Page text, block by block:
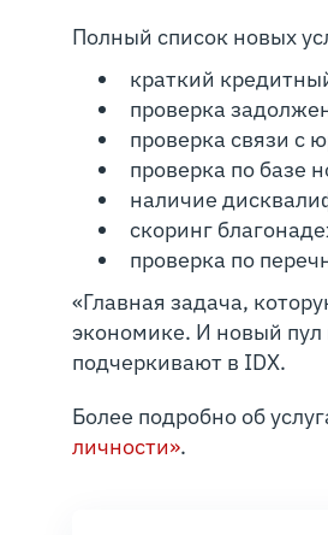
Полный список новых
краткий
проверка
проверка связи с
проверка по базе
наличие
скоринг
проверка по
«Главная задача,
экономике. И новый пул
подчеркивают в IDX.
Более подробно об
личности».